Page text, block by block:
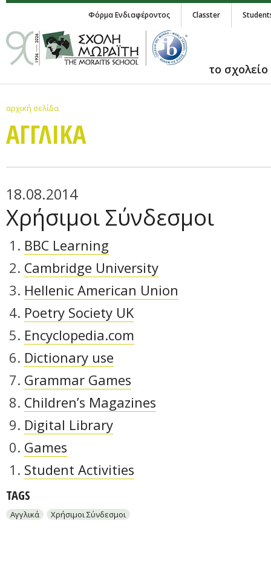
Φόρμα Ενδιαφέροντος Classter
το σχολείο
αρχική σελίδα
ΑΓΓΛΙΚA
18.08.2014
Χρήσιμοι Σύνδεσμοι
BBC Learning
Cambridge University
Hellenic American Union
Poetry Society UK
Encyclopedia.com
Dictionary use
Grammar Games
Children’s Magazines
Digital Library
Games
Student Activities
TAGS
Αγγλικά Χρήσιμοι Σύνδεσμοι